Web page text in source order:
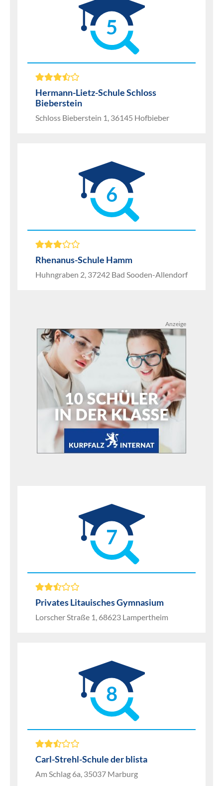
5
Hermann-Lietz-Schule Schloss
Bieberstein
Schloss Bieberstein 1, 36145 Hofbieber
6
Rhenanus-Schule Hamm
Huhngraben 2, 37242 Bad Sooden-Allendorf
Anzeige
7
Privates Litauisches Gymnasium
Lorscher Straße 1, 68623 Lampertheim
8
Carl-Strehl-Schule der blista
Am Schlag 6a, 35037 Marburg